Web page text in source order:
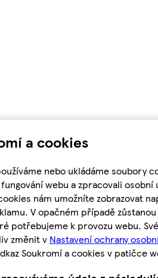
a cookies
nebo ukládáme soubory
webu a zpracovali osobní
nám umožníte zobrazovat
V opačném případě
potřebujeme k provozu webu. Své
změnit v Nastavení ochrany
Soukromí a cookies v patičce